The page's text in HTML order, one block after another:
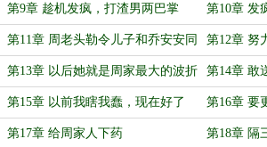
犯就是吃枪
第9章 趁机发疯，打渣男两巴掌 第10章 发
都要发疯
第11章 周老头勒令儿子和乔安安同
房
第12章 努
声
第13章 以后她就是周家最大的波折 第14章 敢
全家
第15章 以前我瞎我蠢，现在好了 第16章 要
犬不宁
第17章 给周家人下药 第18章 隔